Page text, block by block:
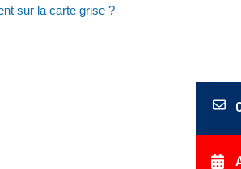
sur la carte grise ?